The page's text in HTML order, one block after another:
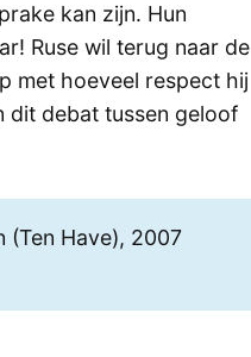
kan zijn. Hun
Ruse wil terug naar de
met hoeveel respect hij
dit debat tussen geloof
(Ten Have), 2007